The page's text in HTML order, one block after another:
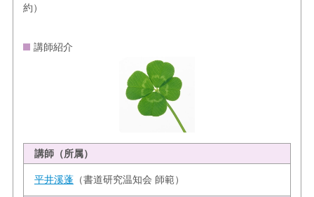
約）
講師紹介
講師（所属）
平井溪蓬（書道研究温知会 師範）